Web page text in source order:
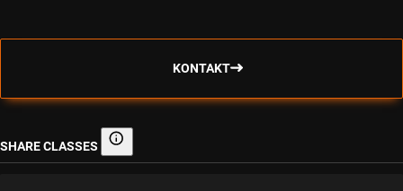
KONTAKT
SHARE CLASSES Share classes